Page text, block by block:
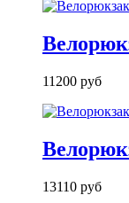
11200 руб
13110 руб